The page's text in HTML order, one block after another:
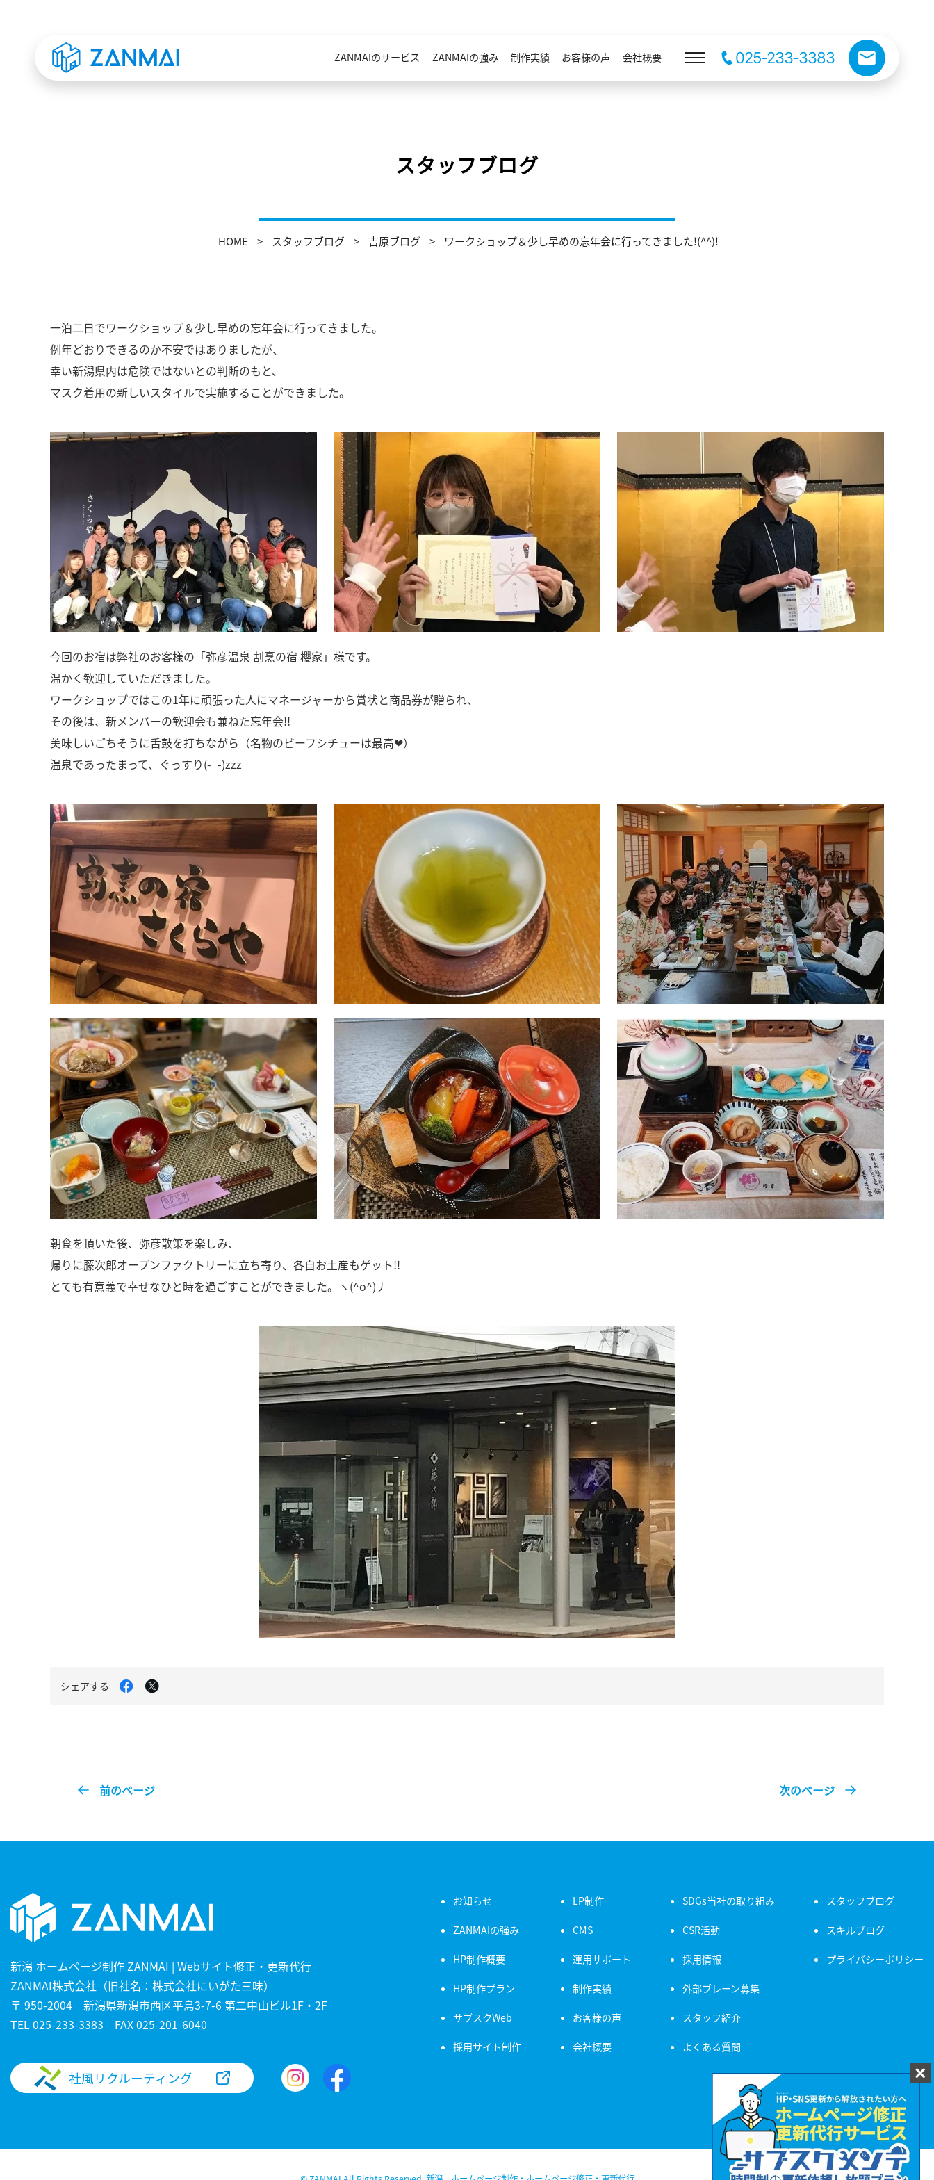
ZANMAIのサービス ZANMAIの強み 制作実績 お客様の声 会社概要 025-233-3383
スタッフブログ
HOME スタッフブログ 吉原ブログ ワークショップ＆少し早めの忘年会に行ってきました!(^^)!
一泊二日でワークショップ＆少し早めの忘年会に行ってきました。
例年どおりできるのか不安ではありましたが、
幸い新潟県内は危険ではないとの判断のもと、
マスク着用の新しいスタイルで実施することができました。
今回のお宿は弊社のお客様の「弥彦温泉 割烹の宿 櫻家」様です。
温かく歓迎していただきました。
ワークショップではこの1年に頑張った人にマネージャーから賞状と商品券が贈られ、
その後は、新メンバーの歓迎会も兼ねた忘年会!!
美味しいごちそうに舌鼓を打ちながら（名物のビーフシチューは最高❤）
温泉であったまって、ぐっすり(-_-)zzz
朝食を頂いた後、弥彦散策を楽しみ、
帰りに藤次郎オープンファクトリーに立ち寄り、各自お土産もゲット!!
とても有意義で幸せなひと時を過ごすことができました。ヽ(^o^)丿
シェアする
Facebook
X
前のページ 次のページ
新潟 ホームページ制作 ZANMAI | Webサイト修正・更新代行
ZANMAI株式会社（旧社名：株式会社にいがた三昧）
〒 950-2004 新潟県新潟市西区平島3-7-6 第二中山ビル1F・2F
TEL025-233-3383 FAX 025-201-6040
社風リクルーティング
お知らせ
ZANMAIの強み
HP制作概要
HP制作プラン
サブスクWeb
採用サイト制作
LP制作
CMS
運用サポート
制作実績
お客様の声
会社概要
SDGs当社の取り組み
CSR活動
採用情報
外部ブレーン募集
スタッフ紹介
よくある質問
スタッフブログ
スキルブログ
プライバシーポリシー